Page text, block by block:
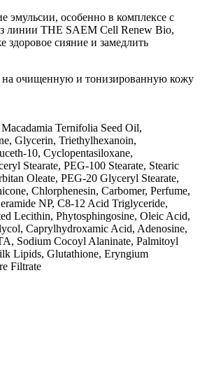
эмульсии, особенно в комплексе с
линии THE SAEM Cell Renew Bio,
здоровое сияние и замедлить
очищенную и тонизированную кожу
Ternifolia Seed Oil,
Glycerin, Triethylhexanoin,
10, Cyclopentasiloxane,
Stearate, PEG-100 Stearate, Stearic
Oleate, PEG-20 Glyceryl Stearate,
Chlorphenesin, Carbomer, Perfume,
NP, C8-12 Acid Triglyceride,
Lecithin, Phytosphingosine, Oleic Acid,
Caprylhydroxamic Acid, Adenosine,
Sodium Cocoyl Alaninate, Palmitoyl
Lipids, Glutathione, Eryngium
Filtrate